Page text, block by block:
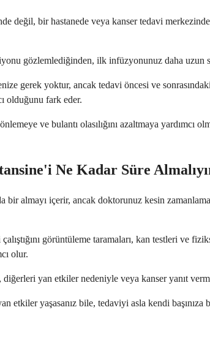
değil, bir hastanede veya kanser tedavi
gözlemlediğinden, ilk infüzyonunuz daha uzun
gerek yoktur, ancak tedavi öncesi ve
olduğunu fark eder.
ve bulantı olasılığını azaltmaya yardımcı
Ne Kadar Süre
bir almayı içerir, ancak doktorunuz kesin
görüntüleme taramaları, kan testleri ve
olur.
yan etkiler nedeniyle veya kanser yanıt
etkiler yaşasanız bile, tedaviyi asla kendi